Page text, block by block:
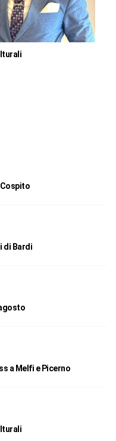
di Bardi
a Melfi e Picerno